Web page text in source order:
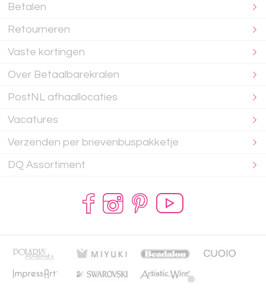
Betalen
Retourneren
Vaste kortingen
Over Betaalbarekralen
PostNL afhaallocaties
Vacatures
Verzenden per brievenbuspakketje
DQ Assortiment